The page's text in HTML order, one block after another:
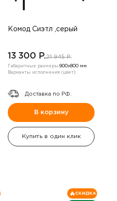
Комод Сиэтл ,серый
13 300 P.21 945 P.
Габаритные размеры:900х800 мм
Варианты исполнения (цвет):
Доставка по РФ.
В корзину
Купить в один клик
СКИДКА